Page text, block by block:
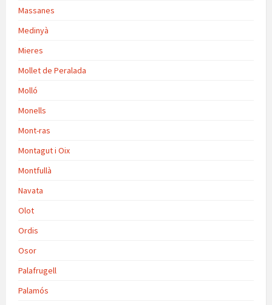
Massanes
Medinyà
Mieres
Mollet de Peralada
Molló
Monells
Mont-ras
Montagut i Oix
Montfullà
Navata
Olot
Ordis
Osor
Palafrugell
Palamós